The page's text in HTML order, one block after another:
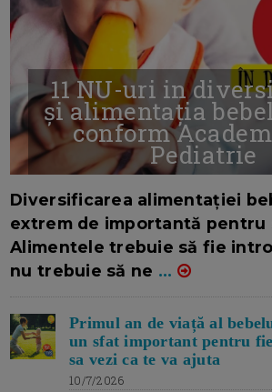
11 NU-uri in
și alimentația
conform
Pediatrie
Diversificarea alimentației
extrem de importantă pentru
Alimentele trebuie să fie
nu trebuie să ne ...
Primul an de viață al
un sfat important pentru
sa vezi ca te va ajuta
10/7/2026